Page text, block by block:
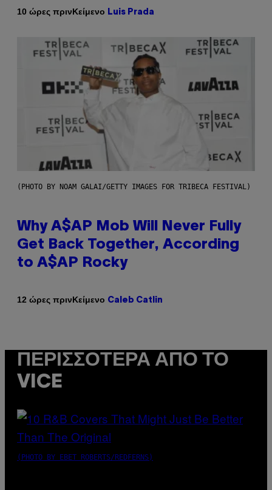
10 ώρες πρινΚείμενο Luis Prada
(PHOTO BY NOAM GALAI/GETTY IMAGES FOR TRIBECA FESTIVAL)
Why A$AP Mob Will Never Fully
Get Back Together, According
to A$AP Rocky
12 ώρες πρινΚείμενο Caleb Catlin
ΠΕΡΙΣΣΌΤΕΡΑ ΑΠΌ ΤΟ
VICE
(PHOTO BY EBET ROBERTS/REDFERNS)